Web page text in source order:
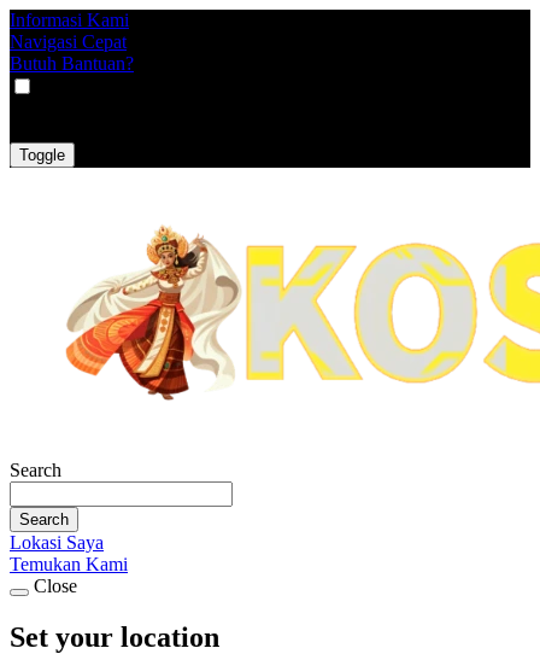
Informasi Kami
Navigasi Cepat
Butuh Bantuan?
Toggle
Search
Search
Lokasi Saya
Temukan Kami
Close
Set your location